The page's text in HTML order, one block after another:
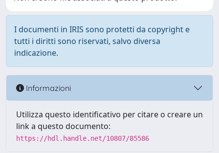
I documenti in IRIS sono protetti da copyright e
tutti i diritti sono riservati, salvo diversa
indicazione.
Informazioni
Utilizza questo identificativo per citare o creare un
link a questo documento:
https://hdl.handle.net/10807/85586